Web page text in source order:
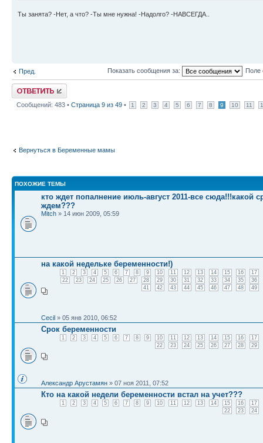
Ты занята? -Нет, а что? -Ты мне нужна! -Надолго? -НАВСЕГДА..
Пред. Показать сообщения за: Поле
Ответить
Сообщений: 483 • Страница 9 из 49 • 1 2 3 4 5 6 7 8 9 10 11
Вернуться в Беременные мамы
ПОХОЖИЕ ТЕМЫ
кто ждет попалнение июль-август 2011-все сюда!!!какой
ждем???
Mitch » 14 июн 2009, 05:59
на какой недельке беременности!)
1 2 3 4 5 6 7 8 9 10 11 12 13 14 15 16
17
22
23 24 25 26 27 28 29 30 31 32 33 34 35
36
41
42 43 44 45 46 47 48 49
Cecil » 05 янв 2010, 06:52
Срок беременности
1 2 3 4 5 6 7 8 9 10 11 12 13 14 15 16
17
22
23 24 25 26 27 28 29
Александр Арустамян » 07 ноя 2011, 07:52
Кто на какой недели беременности встал на учет???
1 2 3 4 5 6 7 8 9 10 11 12 13 14 15 16
17
22
23 24